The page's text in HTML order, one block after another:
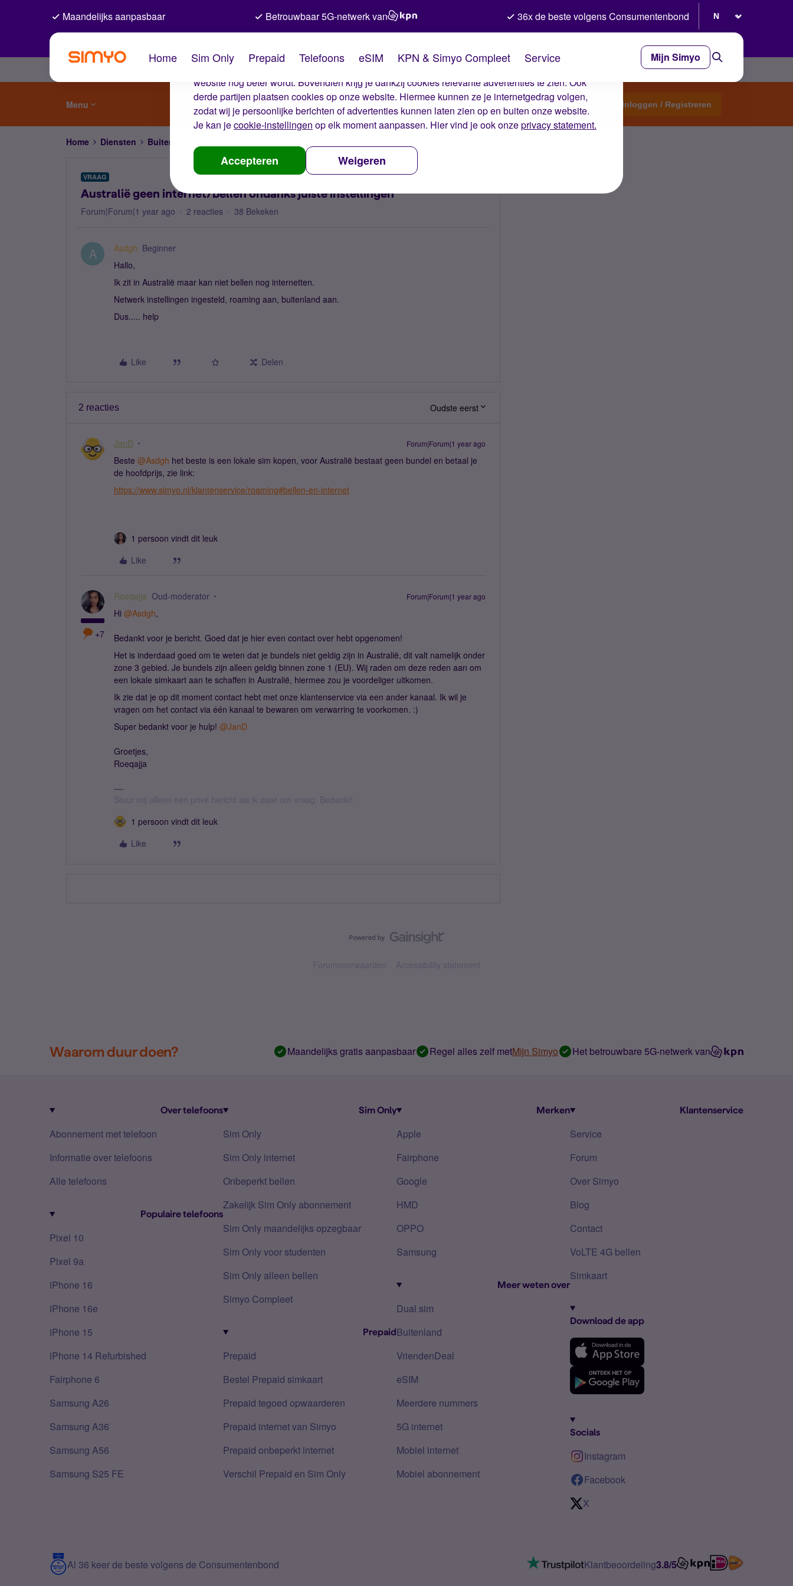
De cookies van Simyo
Wij gebruiken cookies op onze website. Met deze cookies zorgen wij ervoor dat je ervaring op de
website nog beter wordt. Bovendien krijg je dankzij cookies relevante advertenties te zien. Ook
derde partijen plaatsen cookies op onze website. Hiermee kunnen ze je internetgedrag volgen,
zodat wij je persoonlijke berichten of advertenties kunnen laten zien op en buiten onze website.
Je kan jecookie-instellingen op elk moment aanpassen. Hier vind je ook onzeprivacy statement.
Accepteren Weigeren
Maandelijks aanpasbaar Betrouwbaar 5G-netwerk van 36x de beste volgens Consumentenbond
Home Sim Only Prepaid Telefoons eSIM KPN & Simyo Compleet Service Mijn Simyo
Menu Start een topic Inloggen / Registreren
Home Diensten Buitenland
VRAAG
Australië geen internet/bellen ondanks juiste instellingen
Forum|Forum|1 year ago 2 reacties 38 Bekeken
A Asdgh Beginner
Hallo,
Ik zit in Australië maar kan niet bellen nog internetten.
Netwerk instellingen ingesteld, roaming aan, buitenland aan.
Dus..... help
Like Delen
2 reacties Oudste eerst
JanD Forum|Forum|1 year ago
Beste ​ @Asdgh het beste is een lokale sim kopen, voor Australië bestaat geen bundel en betaal je
de hoofdprijs, zie link:
https://www.simyo.nl/klantenservice/roaming#bellen-en-internet
1 persoon vindt dit leuk
Like
+7
Roeqajja Oud-moderator Forum|Forum|1 year ago
Hi ​ @Asdgh,
Bedankt voor je bericht. Goed dat je hier even contact over hebt opgenomen!
Het is inderdaad goed om te weten dat je bundels niet geldig zijn in Australië, dit valt namelijk onder
zone 3 gebied. Je bundels zijn alleen geldig binnen zone 1 (EU). Wij raden om deze reden aan om
een lokale simkaart aan te schaffen in Australië, hiermee zou je voordeliger uitkomen.
Ik zie dat je op dit moment contact hebt met onze klantenservice via een ander kanaal. Ik wil je
vragen om het contact via één kanaal te bewaren om verwarring te voorkomen. :)
Super bedankt voor je hulp! ​ @JanD
Groetjes,
Roeqajja
Stuur mij alleen een privé bericht als ik daar om vraag. Bedankt!
1 persoon vindt dit leuk
Like
Forumvoorwaarden Accessibility statement
Waarom duur doen? Maandelijks gratis aanpasbaar Regel alles zelf metMijn Simyo Het betrouwbare 5G-netwerk van
Over telefoons
Abonnement met telefoon
Informatie over telefoons
Alle telefoons
Populaire telefoons
Pixel 10
Pixel 9a
iPhone 16
iPhone 16e
iPhone 15
iPhone 14 Refurbished
Fairphone 6
Samsung A26
Samsung A36
Samsung A56
Samsung S25 FE
Sim Only
Sim Only
Sim Only internet
Onbeperkt bellen
Zakelijk Sim Only abonnement
Sim Only maandelijks opzegbaar
Sim Only voor studenten
Sim Only alleen bellen
Simyo Compleet
Prepaid
Prepaid
Bestel Prepaid simkaart
Prepaid tegoed opwaarderen
Prepaid internet van Simyo
Prepaid onbeperkt internet
Verschil Prepaid en Sim Only
Merken
Apple
Fairphone
Google
HMD
OPPO
Samsung
Meer weten over
Dual sim
Buitenland
VriendenDeal
eSIM
Meerdere nummers
5G internet
Mobiel internet
Mobiel abonnement
Klantenservice
Service
Forum
Over Simyo
Blog
Contact
VoLTE 4G bellen
Simkaart
Download de app
Socials
Instagram
Facebook
X
Al 36 keer de beste volgens de Consumentenbond Klantbeoordeling3.8/5